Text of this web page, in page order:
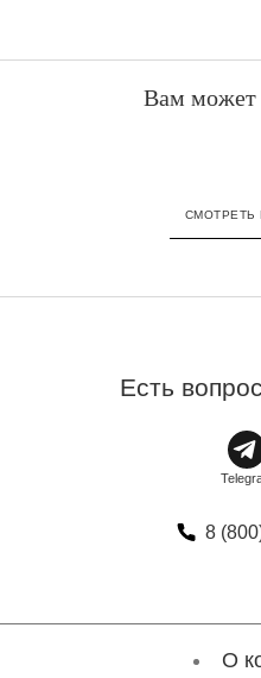
Вам может
СМОТРЕТЬ
Есть
8
О